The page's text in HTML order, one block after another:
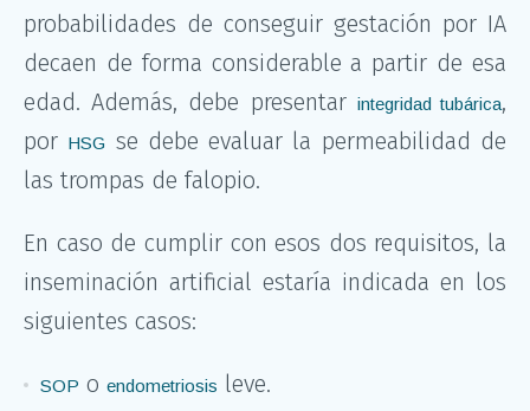
probabilidades de conseguir gestación por IA
decaen de forma considerable a partir de esa
edad. Además, debe presentar integridad tubárica,
por HSG se debe evaluar la permeabilidad de
las trompas de falopio.
En caso de cumplir con esos dos requisitos, la
inseminación artificial estaría indicada en los
siguientes casos:
SOP o endometriosis leve.